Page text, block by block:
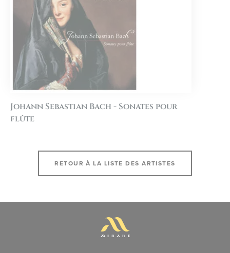
Johann Sebastian Bach - Sonates pour
flûte
RETOUR À LA LISTE DES ARTISTES